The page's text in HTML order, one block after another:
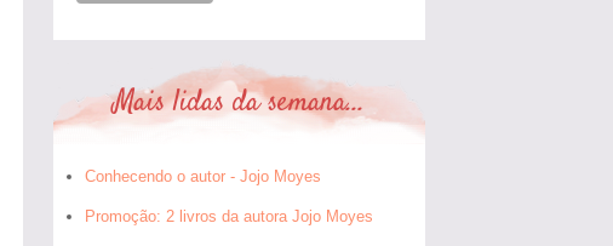
Mais lidas da semana...
Conhecendo o autor - Jojo Moyes
Promoção: 2 livros da autora Jojo Moyes